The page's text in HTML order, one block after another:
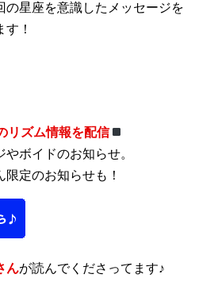
の星座を意識したメッセージを
！
リズム情報を配信
ボイドのお知らせ。
定のお知らせも！
んが読んでくださってます♪